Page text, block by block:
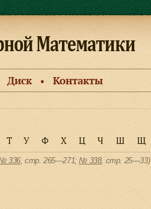
Диск ● Контакты
Т У Ф Х Ц Ч Ш Щ
336, cтр. 265—271;№ 338, cтр. 25—33)